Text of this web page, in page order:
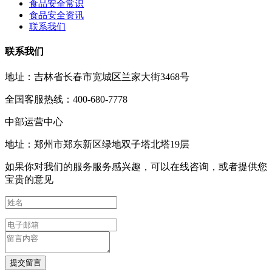
食品安全常识
食品安全资讯
联系我们
联系我们
地址：吉林省长春市宽城区兰家大街3468号
全国客服热线：400-680-7778
中部运营中心
地址：郑州市郑东新区绿地双子塔北塔19层
如果你对我们的服务服务感兴趣，可以在线咨询，或者提供您
宝贵的意见
提交留言